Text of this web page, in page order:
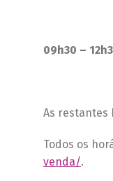
09h30 –
As restantes
Todos os
venda/.